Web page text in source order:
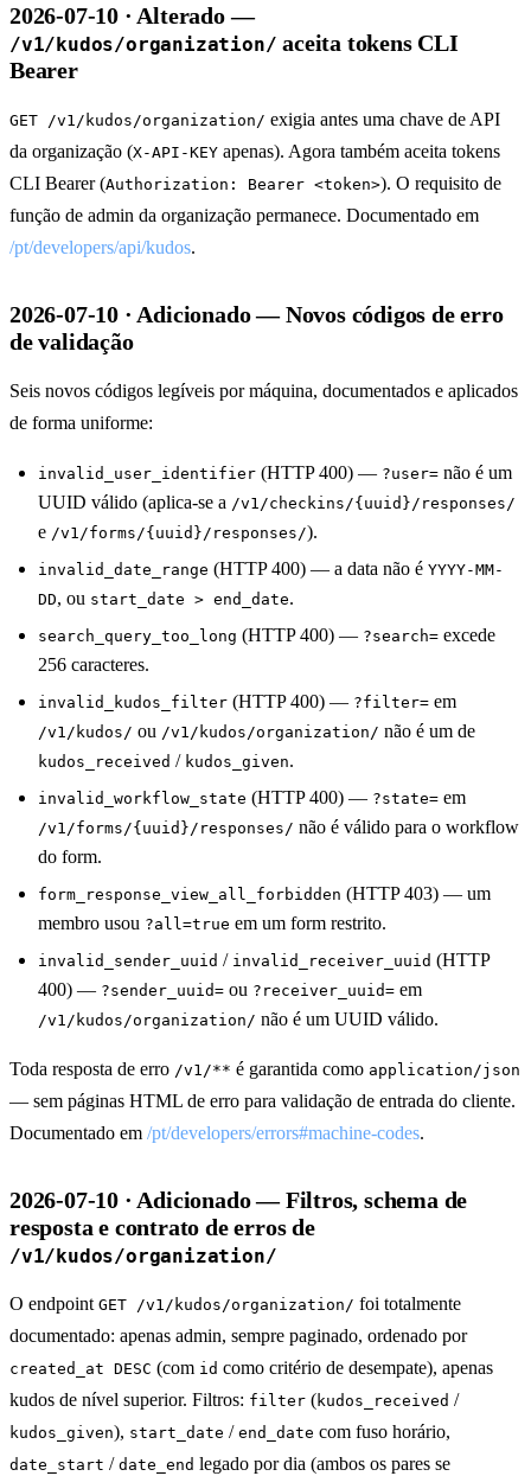
2026-07-10 · Alterado —
/v1/kudos/organization/ aceita tokens CLI
Bearer
GET /v1/kudos/organization/ exigia antes uma chave de API
da organização (X-API-KEY apenas). Agora também aceita tokens
CLI Bearer (Authorization: Bearer <token>). O requisito de
função de admin da organização permanece. Documentado em
/pt/developers/api/kudos.
2026-07-10 · Adicionado — Novos códigos de erro
de validação
Seis novos códigos legíveis por máquina, documentados e aplicados
de forma uniforme:
invalid_user_identifier (HTTP 400) — ?user= não é um
UUID válido (aplica-se a /v1/checkins/{uuid}/responses/
e /v1/forms/{uuid}/responses/).
invalid_date_range (HTTP 400) — a data não é YYYY-MM-
DD, ou start_date > end_date.
search_query_too_long (HTTP 400) — ?search= excede
256 caracteres.
invalid_kudos_filter (HTTP 400) — ?filter= em
/v1/kudos/ ou /v1/kudos/organization/ não é um de
kudos_received / kudos_given.
invalid_workflow_state (HTTP 400) — ?state= em
/v1/forms/{uuid}/responses/ não é válido para o workflow
do form.
form_response_view_all_forbidden (HTTP 403) — um
membro usou ?all=true em um form restrito.
invalid_sender_uuid / invalid_receiver_uuid (HTTP
400) — ?sender_uuid= ou ?receiver_uuid= em
/v1/kudos/organization/ não é um UUID válido.
Toda resposta de erro /v1/** é garantida como application/json
— sem páginas HTML de erro para validação de entrada do cliente.
Documentado em /pt/developers/errors#machine-codes.
2026-07-10 · Adicionado — Filtros, schema de
resposta e contrato de erros de
/v1/kudos/organization/
O endpoint GET /v1/kudos/organization/ foi totalmente
documentado: apenas admin, sempre paginado, ordenado por
created_at DESC (com id como critério de desempate), apenas
kudos de nível superior. Filtros: filter (kudos_received /
kudos_given), start_date / end_date com fuso horário,
date_start / date_end legado por dia (ambos os pares se